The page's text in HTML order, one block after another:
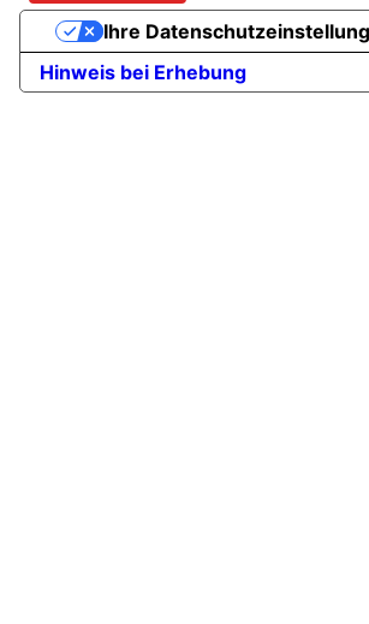
Hinweis bei Erhebung
Ihre